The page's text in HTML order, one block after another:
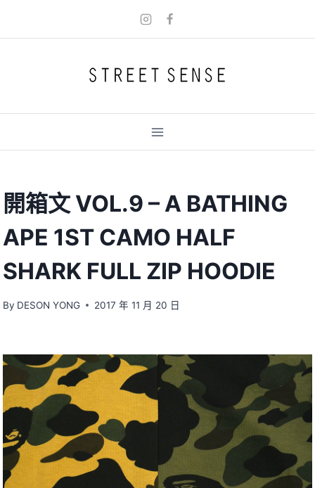
開箱文 VOL.9 – A BATHING
APE 1ST CAMO HALF
SHARK FULL ZIP HOODIE
By DESON YONG 2017 年 11 月 20 日